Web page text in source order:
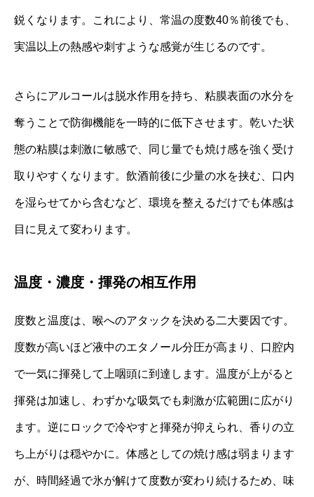
鋭くなります。これにより、常温の度数40％前後でも、
実温以上の熱感や刺すような感覚が生じるのです。
さらにアルコールは脱水作用を持ち、粘膜表面の水分を
奪うことで防御機能を一時的に低下させます。乾いた状
態の粘膜は刺激に敏感で、同じ量でも焼け感を強く受け
取りやすくなります。飲酒前後に少量の水を挟む、口内
を湿らせてから含むなど、環境を整えるだけでも体感は
目に見えて変わります。
温度・濃度・揮発の相互作用
度数と温度は、喉へのアタックを決める二大要因です。
度数が高いほど液中のエタノール分圧が高まり、口腔内
で一気に揮発して上咽頭に到達します。温度が上がると
揮発は加速し、わずかな吸気でも刺激が広範囲に広がり
ます。逆にロックで冷やすと揮発が抑えられ、香りの立
ち上がりは穏やかに。体感としての焼け感は弱まります
が、時間経過で氷が解けて度数が変わり続けるため、味